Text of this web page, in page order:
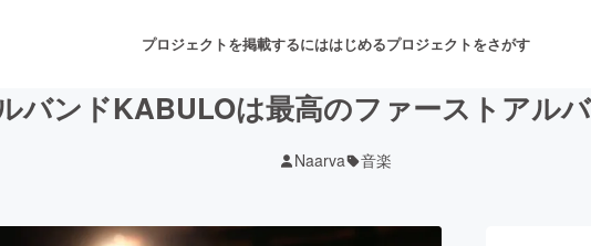
プロジェクトを掲載するにははじめるプロジェクトをさがす
バンドKABULOは最高のファーストアル
Naarva 音楽